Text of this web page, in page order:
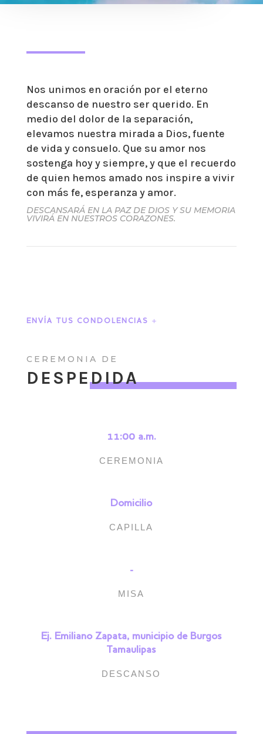
Nos unimos en oración por el eterno
descanso de nuestro ser querido. En
medio del dolor de la separación,
elevamos nuestra mirada a Dios, fuente
de vida y consuelo. Que su amor nos
sostenga hoy y siempre, y que el recuerdo
de quien hemos amado nos inspire a vivir
con más fe, esperanza y amor.
DESCANSARÁ EN LA PAZ DE DIOS Y SU MEMORIA
VIVIRÁ EN NUESTROS CORAZONES.
ENVÍA TUS CONDOLENCIAS
CEREMONIA DE
DESPEDIDA
11:00 a.m.
CEREMONIA
Domicilio
CAPILLA
-
MISA
Ej. Emiliano Zapata, municipio de Burgos
Tamaulipas
DESCANSO